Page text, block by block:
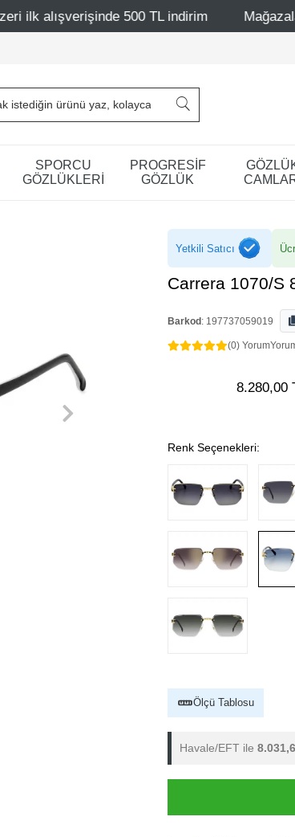
TL indirim Mağazalarımız – Bağdat
SPORCU
GÖZLÜKLERİ
PROGRESİF
GÖZLÜK
Yetkili Satıcı
Carrera 1070/S
Barkod : 197737059019
(0) Yorum
8.280,00
Renk Seçenekleri:
Ölçü Tablosu
Havale/EFT ile